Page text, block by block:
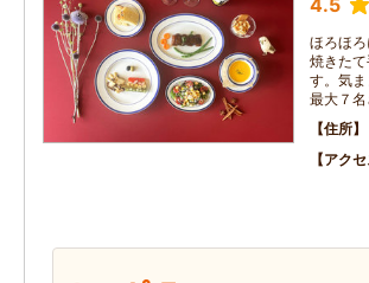
4.5
ほろほ
焼きた
す。気
最大７名
住所
アクセ